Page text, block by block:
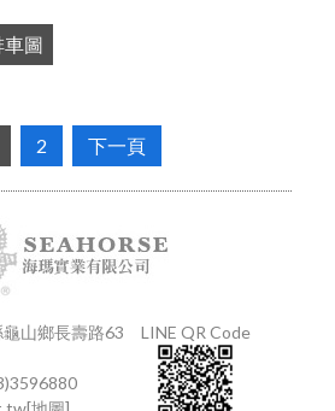
圖
2 下一頁
山鄉長壽路63
LINE QR Code